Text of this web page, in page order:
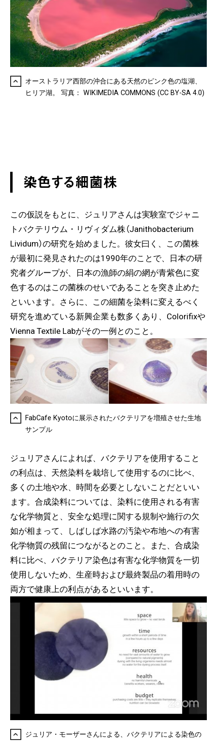
オーストラリア西部の沖合にある天然のピンク色の塩湖、
ヒリア湖。 写真： WIKIMEDIA COMMONS (CC BY-SA 4.0)
染色する細菌株
この仮説をもとに、ジュリアさんは実験室でジャニ
トバクテリウム・リヴィダム株（Janithobacterium
Lividum）の研究を始めました。彼女曰く、この菌株
が最初に発見されたのは1990年のことで、日本の研
究者グループが、日本の漁師の絹の網が青紫色に変
色するのはこの菌株のせいであることを突き止めた
といいます。さらに、この細菌を染料に変えるべく
研究を進めている新興企業も数多くあり、Colorifixや
Vienna Textile Labがその一例とのこと。
FabCafe Kyotoに展示されたバクテリアを増殖させた生地
サンプル
ジュリアさんによれば、バクテリアを使用すること
の利点は、天然染料を栽培して使用するのに比べ、
多くの土地や水、時間を必要としないことだといい
ます。合成染料については、染料に使用される有害
な化学物質と、安全な処理に関する規制や施行の欠
如が相まって、しばしば水路の汚染や布地への有害
化学物質の残留につながるとのこと。また、合成染
料に比べ、バクテリア染色は有害な化学物質を一切
使用しないため、生産時および最終製品の着用時の
両方で健康上の利点があるといいます。
ジュリア・モーザーさんによる、バクテリアによる染色の